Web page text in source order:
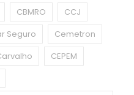
CBMRO
CCJ
Seguro
Cemetron
CEPEM